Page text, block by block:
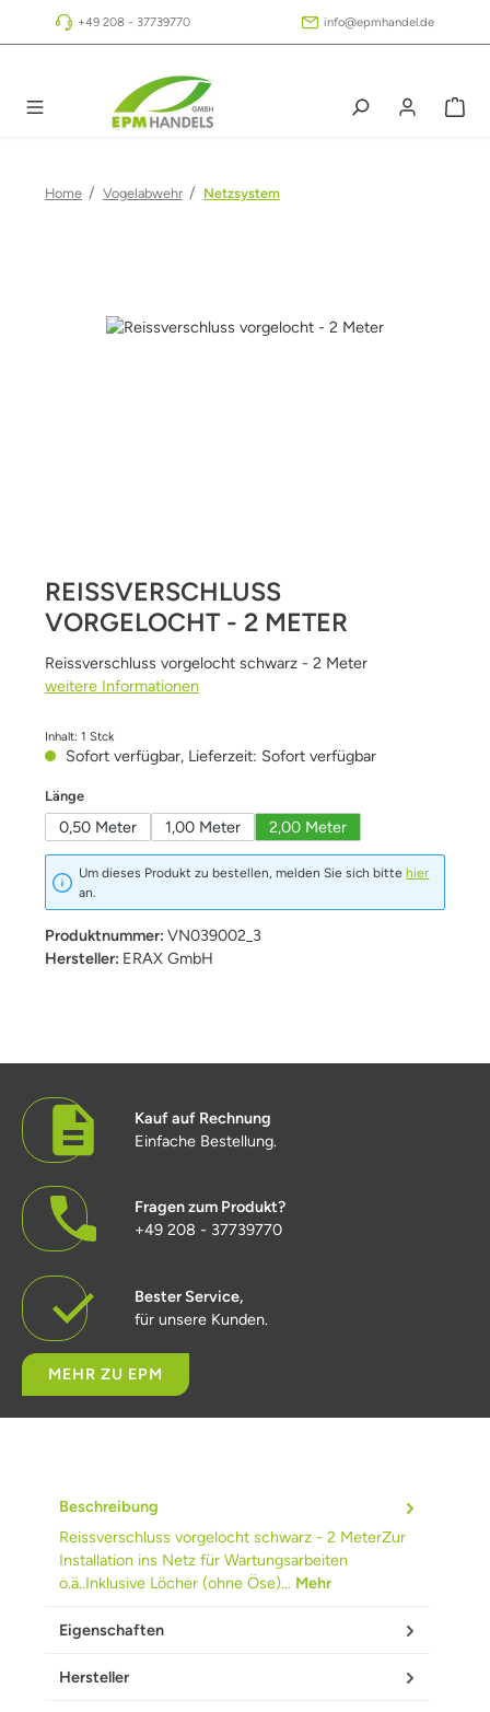
Zum Hauptinhalt springen
+49 208 - 37739770 info@epmhandel.de
Home / Vogelabwehr / Netzsystem
Bildergalerie überspringen
REISSVERSCHLUSS
VORGELOCHT - 2 METER
Reissverschluss vorgelocht schwarz - 2 Meter
weitere Informationen
Inhalt: 1 Stck
Sofort verfügbar, Lieferzeit: Sofort verfügbar
Längeauswählen
0,50 Meter 1,00 Meter 2,00 Meter
Um dieses Produkt zu bestellen, melden Sie sich bittehier
an.
Produktnummer: VN039002_3
Hersteller: ERAX GmbH
Kauf auf Rechnung
Einfache Bestellung.
Fragen zum Produkt?
+49 208 - 37739770
Bester Service,
für unsere Kunden.
MEHR ZU EPM
Beschreibung
Reissverschluss vorgelocht schwarz - 2 MeterZur
Installation ins Netz für Wartungsarbeiten
o.ä..Inklusive Löcher (ohne Öse)… Mehr
Eigenschaften
Hersteller